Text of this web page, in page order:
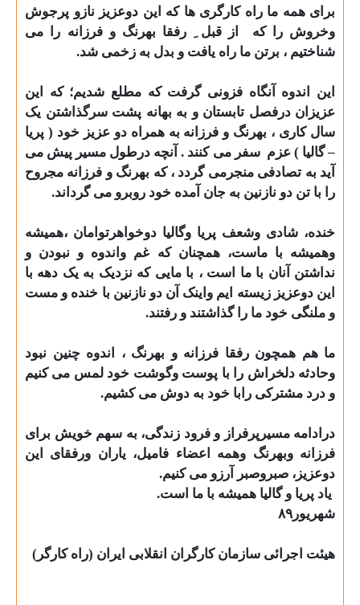
برای همه ما راه کارگری ها که این دوعزیز نازو پرجوش
وخروش را که
از قبل ِ رفقا بهرنگ وفرزانه را
می
شناختیم ، برتن ما راه یافت و بدل به زخمی شد.
این اندوه آنگاه فزونی گرفت که مطلع شدیم؛ که این
عزیزان درفصل تابستان و به بهانه پشت سرگذاشتن یک
سال کاری ، بهرنگ و فرزانه به همراه دو عزیز خود ( پریا
– گالیا ) عزم سفر می کنند . آنچه درطول مسیر پیش می
آید به تصادفی منجرمی گردد ، که بهرنگ و فرزانه مجروح
را با تن دو نازنین به جان آمده خود روبرو می گرداند.
خنده، شادی وشعف پریا وگالیا دوخواهرتوامان ،همیشه
وهمیشه با ماست، همچنان که غم واندوه و نبودن و
نداشتن آنان با ما است ، با مایی که نزدیک به یک دهه با
این دوعزیز زیسته ایم واینک آن دو نازنین با خنده و مست
و ملنگی خود ما را گذاشتند و رفتند.
ماهم همچون رفقا فرزانه و بهرنگ ، اندوه چنین نبود
وحادثه دلخراش را با پوست وگوشت خود لمس می کنیم
و درد مشترکی رابا خود به دوش می کشیم.
درادامه مسیرپرفراز و فرود زندگی، به سهم خویش برای
فرزانه وبهرنگ وهمه اعضاء فامیل، یاران ورفقای این
دوعزیز، صبروصبر آرزو می کنیم.
یاد پریا و گالیا همیشه با ما است.
شهریور۸۹
هیئت اجرائی سازمان کارگران انقلابی ایران (راه کارگر)